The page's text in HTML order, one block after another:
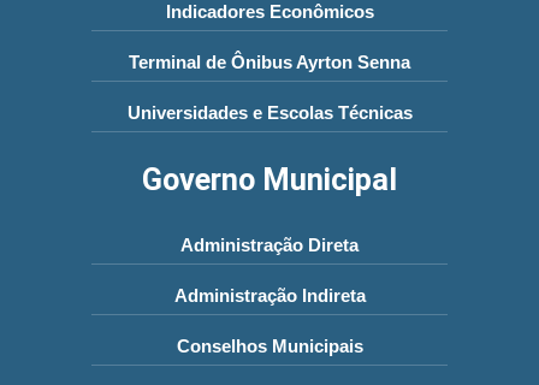
Indicadores Econômicos
Terminal de Ônibus Ayrton Senna
Universidades e Escolas Técnicas
Governo Municipal
Administração Direta
Administração Indireta
Conselhos Municipais